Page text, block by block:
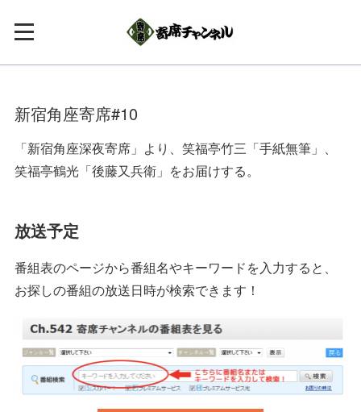
新宿角座寄席#10
「新宿角座深夜寄席」より、笑福亭竹三「手紙無筆」、
笑福亭鶴光「後藤又兵衛」をお届けする。
放送予定
番組表のページから番組名やキーワードを入力すると、
お探しの番組の放送日時が検索できます！